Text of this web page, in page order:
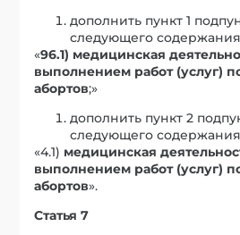
дополнить пункт 1
следующего
«96.1) медицинская
выполнением работ (услуг)
абортов;»
дополнить пункт 2
следующего
«4.1) медицинская
выполнением работ (услуг)
абортов».
Статья 7